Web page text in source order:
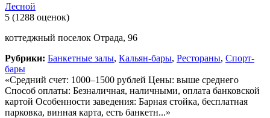
Лесной
5 (1288 оценок)
коттеджный поселок Отрада, 96
Рубрики: Банкетные залы, Кальян-бары, Рестораны, Спорт-
бары
«Средний счет: 1000–1500 рублей Цены: выше среднего
Способ оплаты: Безналичная, наличными, оплата банковской
картой Особенности заведения: Барная стойка, бесплатная
парковка, винная карта, есть банкетн...»